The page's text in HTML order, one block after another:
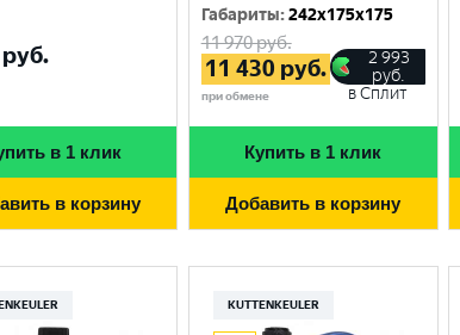
руб.
в 1 клик
в корзину
Габариты:242x175x175
11 970руб.
11 430 руб.
при обмене
2 993
руб.
в Сплит
Купить в 1 клик
Добавить в корзину
KUTTENKEULER